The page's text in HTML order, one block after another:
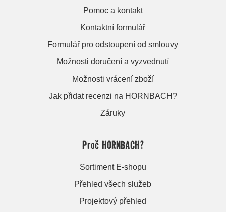
Pomoc a kontakt
Kontaktní formulář
Formulář pro odstoupení od smlouvy
Možnosti doručení a vyzvednutí
Možnosti vrácení zboží
Jak přidat recenzi na HORNBACH?
Záruky
Proč HORNBACH?
Sortiment E-shopu
Přehled všech služeb
Projektový přehled